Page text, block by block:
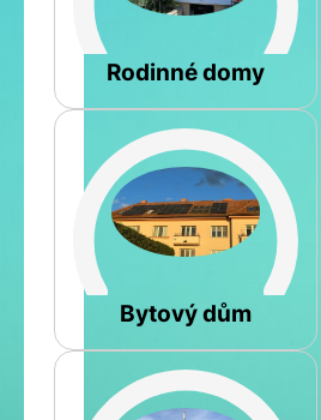
Rodinné domy
Bytový dům
Šikmá
Jméno